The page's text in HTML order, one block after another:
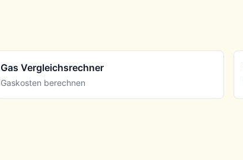
Gas Vergleichsrechner
Gaskosten berechnen